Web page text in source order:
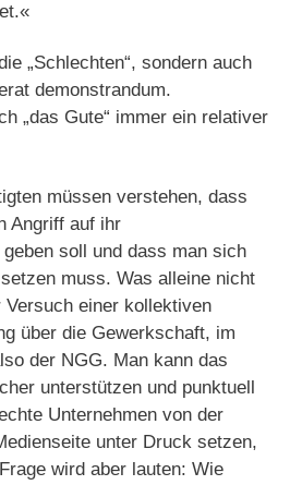
„Schlechten“, sondern auch
demonstrandum.
„das Gute“ immer ein relativer
müssen verstehen, dass
Angriff auf ihr
soll und dass man sich
muss. Was alleine nicht
einer kollektiven
über die Gewerkschaft, im
der NGG. Man kann das
unterstützen und punktuell
Unternehmen von der
unter Druck setzen,
wird aber lauten: Wie